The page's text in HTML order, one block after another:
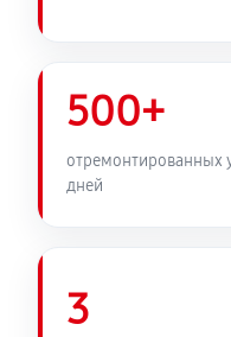
500+
отремонтированных
дней
3